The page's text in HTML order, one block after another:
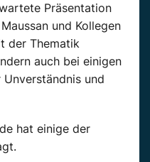
Präsentation
Maussan und Kollegen
der Thematik
auch bei einigen
und
hat einige der